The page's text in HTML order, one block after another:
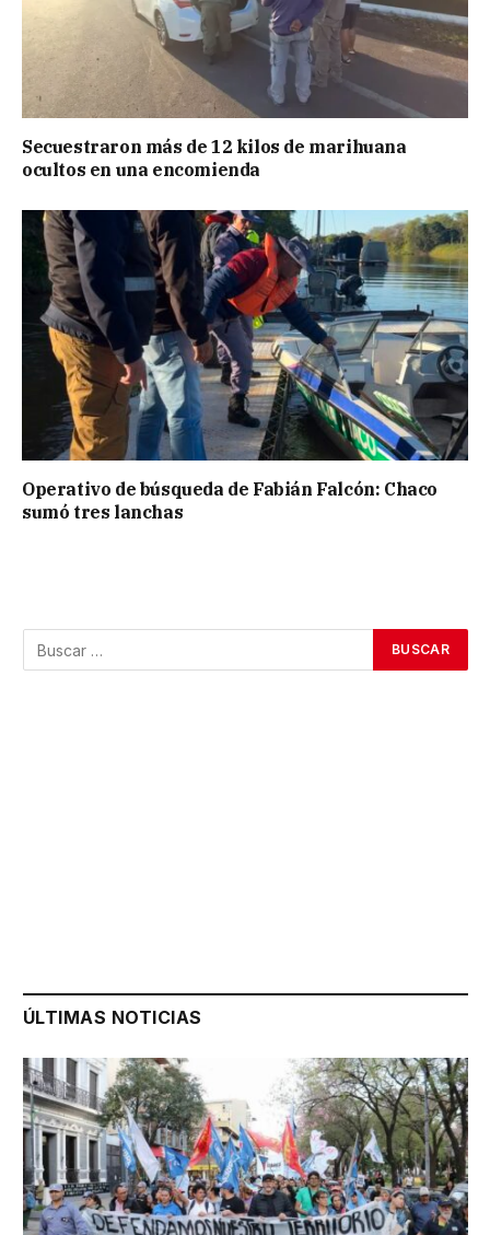
Secuestraron más de 12 kilos de marihuana
ocultos en una encomienda
Operativo de búsqueda de Fabián Falcón: Chaco
sumó tres lanchas
ÚLTIMAS NOTICIAS